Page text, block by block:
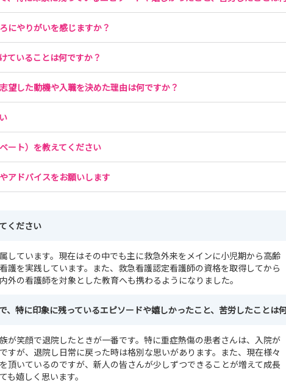
にやりがいを感じますか？
ていることは何ですか？
望した動機や入職を決めた理由は何ですか？
ート）を教えてください
アドバイスをお願いします
ください
しています。現在はその中でも主に救急外来をメインに小児期から高齢
護を実践しています。また、救急看護認定看護師の資格を取得してから
外の看護師を対象とした教育へも携わるようになりました。
、特に印象に残っているエピソードや嬉しかったこと、苦労したことは
が笑顔で退院したときが一番です。特に重症熱傷の患者さんは、入院が
すが、退院し日常に戻った時は格別な思いがあります。また、現在様々
頂いているのですが、新人の皆さんが少しずつできることが増えて成長
も嬉しく思います。